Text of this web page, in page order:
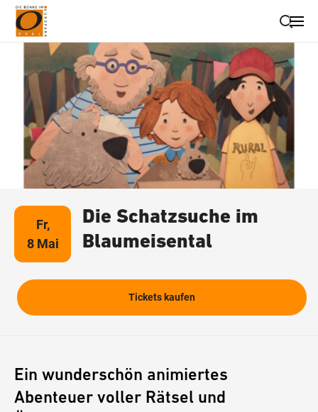
Suche schließen
Wegbeschreibung erhalten
Fr,
8 Mai
Die Schatzsuche im
Blaumeisental
Tickets kaufen
Ein wunderschön animiertes
Abenteuer voller Rätsel und